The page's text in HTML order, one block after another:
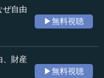
ミニッツTV編集長）
ぜ自由
▶無料視聴
、財産
▶無料視聴